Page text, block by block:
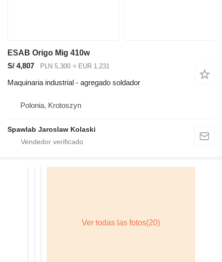
ESAB Origo Mig 410w
S/ 4,807
PLN 5,300 ≈ EUR 1,231
Maquinaria industrial - agregado soldador
Polonia, Krotoszyn
Spawlab Jaroslaw Kolaski